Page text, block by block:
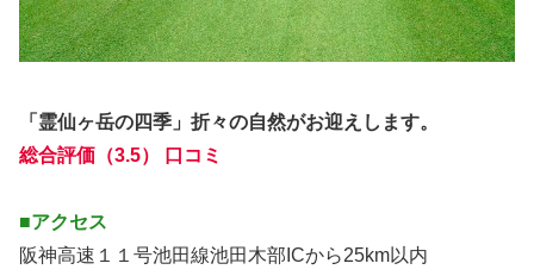
「霊仙ヶ岳の四季」折々の自然がお迎えします。
総合評価（3.5） 口コミ
■アクセス
阪神高速１１号池田線池田木部ICから25km以内